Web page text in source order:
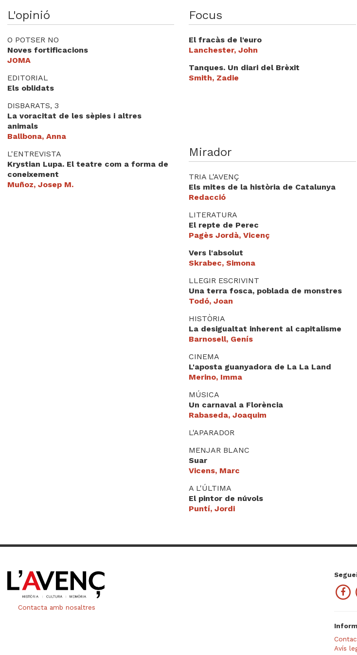
L'opinió
O POTSER NO
Noves fortificacions
JOMA
EDITORIAL
Els oblidats
DISBARATS, 3
La voracitat de les sèpies i altres
animals
Ballbona, Anna
L'ENTREVISTA
Krystian Lupa. El teatre com a forma de
coneixement
Muñoz, Josep M.
Focus
El fracàs de l'euro
Lanchester, John
Tanques. Un diari del Brèxit
Smith, Zadie
Mirador
TRIA L'AVENÇ
Els mites de la història de Catalunya
Redacció
LITERATURA
El repte de Perec
Pagès Jordà, Vicenç
Vers l'absolut
Skrabec, Simona
LLEGIR ESCRIVINT
Una terra fosca, poblada de monstres
Todó, Joan
HISTÒRIA
La desigualtat inherent al capitalisme
Barnosell, Genís
CINEMA
L'aposta guanyadora de La La Land
Merino, Imma
MÚSICA
Un carnaval a Florència
Rabaseda, Joaquim
L'APARADOR
MENJAR BLANC
Suar
Vicens, Marc
A L'ÚLTIMA
El pintor de núvols
Puntí, Jordi
Contacta amb nosaltres
Avís